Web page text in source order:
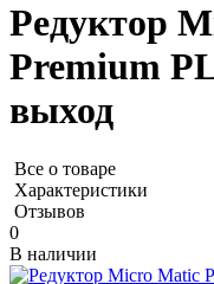
Редуктор
Premium
выход
Все о товаре
Характеристики
Отзывов
0
В наличии